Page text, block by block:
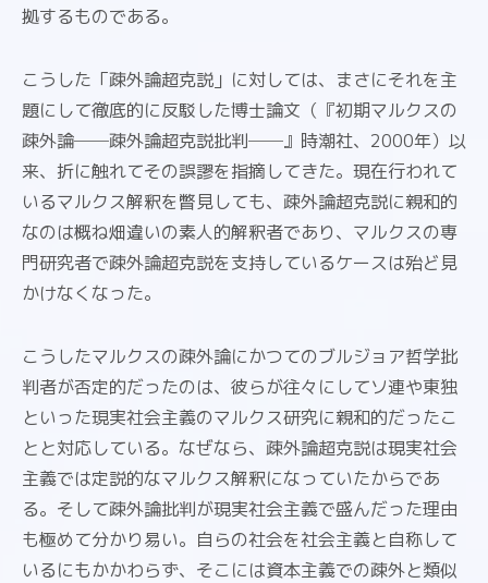
拠するものである。
こうした「疎外論超克説」に対しては、まさにそれを主
題にして徹底的に反駁した博士論文（『初期マルクスの
疎外論──疎外論超克説批判──』時潮社、2000年）以
来、折に触れてその誤謬を指摘してきた。現在行われて
いるマルクス解釈を瞥見しても、疎外論超克説に親和的
なのは概ね畑違いの素人的解釈者であり、マルクスの専
門研究者で疎外論超克説を支持しているケースは殆ど見
かけなくなった。
こうしたマルクスの疎外論にかつてのブルジョア哲学批
判者が否定的だったのは、彼らが往々にしてソ連や東独
といった現実社会主義のマルクス研究に親和的だったこ
とと対応している。なぜなら、疎外論超克説は現実社会
主義では定説的なマルクス解釈になっていたからであ
る。そして疎外論批判が現実社会主義で盛んだった理由
も極めて分かり易い。自らの社会を社会主義と自称して
いるにもかかわらず、そこには資本主義での疎外と類似